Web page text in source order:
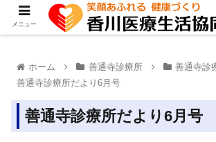
ホーム 善通寺診療所
善通寺診
善通寺診療所だより6月号
善通寺診療所だより6月号
メニュー